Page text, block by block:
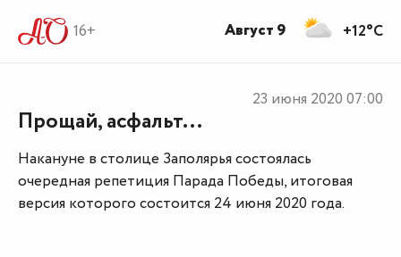
16+
Прощай, асфальт...
23 июня 2020 07:00
Накануне в столице Заполярья состоялась
очередная репетиция Парада Победы, итоговая
версия которого состоится 24 июня 2020 года.
+12°C
Август 9